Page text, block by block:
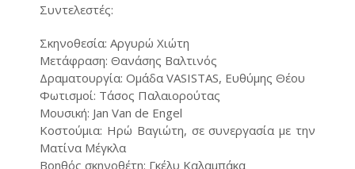
Συντελεστές:
Σκηνοθεσία: Αργυρώ Χιώτη
Μετάφραση: Θανάσης Βαλτινός
Δραματουργία: Ομάδα VASISTAS, Ευθύμης Θέου
Φωτισμοί: Τάσος Παλαιορούτας
Μουσική: Jan Van de Engel
Κοστούμια: Ηρώ Βαγιώτη, σε συνεργασία με την
Ματίνα Μέγκλα
Βοηθός σκηνοθέτη: Γκέλυ Καλαμπάκα